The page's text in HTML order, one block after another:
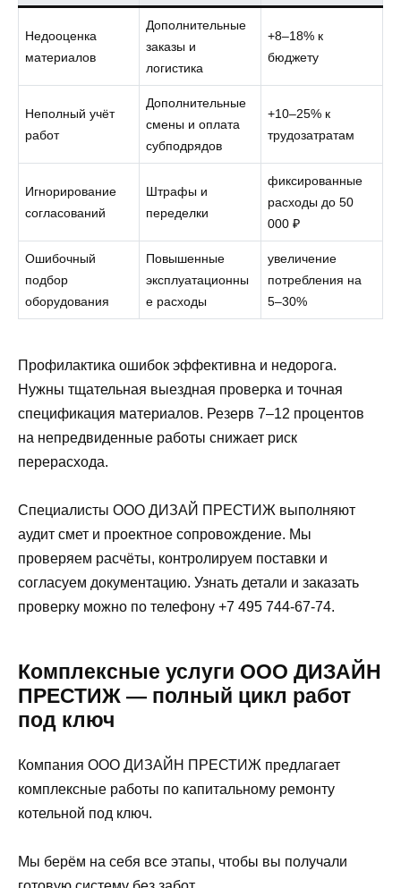
Недооценка
материалов
Дополнительные
заказы и
логистика
+8–18% к
бюджету
Неполный учёт
работ
Дополнительные
смены и оплата
субподрядов
+10–25% к
трудозатратам
Игнорирование
согласований
Штрафы и
переделки
фиксированные
расходы до 50
000 ₽
Ошибочный
подбор
оборудования
Повышенные
эксплуатационны
е расходы
увеличение
потребления на
5–30%
Профилактика ошибок эффективна и недорога.
Нужны тщательная выездная проверка и точная
спецификация материалов. Резерв 7–12 процентов
на непредвиденные работы снижает риск
перерасхода.
Специалисты ООО ДИЗАЙ ПРЕСТИЖ выполняют
аудит смет и проектное сопровождение. Мы
проверяем расчёты, контролируем поставки и
согласуем документацию. Узнать детали и заказать
проверку можно по телефону +7 495 744-67-74.
Комплексные услуги ООО ДИЗАЙН
ПРЕСТИЖ — полный цикл работ
под ключ
Компания ООО ДИЗАЙН ПРЕСТИЖ предлагает
комплексные работы по капитальному ремонту
котельной под ключ.
Мы берём на себя все этапы, чтобы вы получали